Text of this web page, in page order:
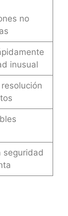
no
inusual
seguridad